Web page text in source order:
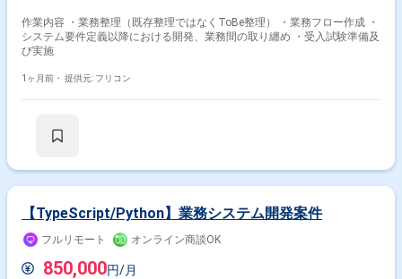
作業内容 ・業務整理（既存整理ではなくToBe整理） ・業務フロー作成 ・
システム要件定義以降における開発、業務間の取り纏め ・受入試験準備及
び実施
1ヶ月前・ 提供元: フリコン
【TypeScript/Python】業務システム開発案件
フルリモート オンライン商談OK
850,000円/月